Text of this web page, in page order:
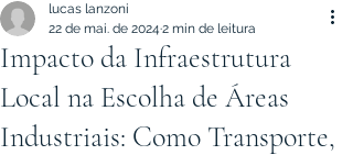
Impacto da Infraestrutura
Local na Escolha de Áreas
Industriais: Como Transporte,
lucas lanzoni
22 de mai. de 2024 2 min de leitura